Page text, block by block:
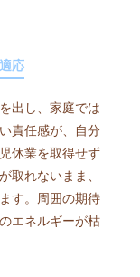
応
出し、家庭では
責任感が、自分
休業を取得せず
取れないまま、
す。周囲の期待
エネルギーが枯